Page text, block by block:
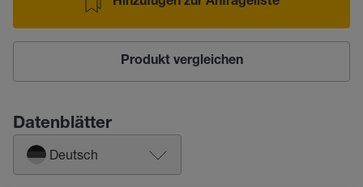
Produkt vergleichen
Datenblätter
Deutsch